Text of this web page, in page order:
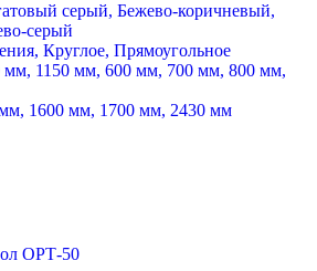
серый, Бежево-коричневый,
серый
Круглое, Прямоугольное
мм, 1150 мм, 600 мм, 700 мм, 800 мм,
1600 мм, 1700 мм, 2430 мм
ОРТ-50